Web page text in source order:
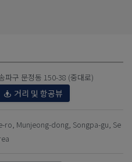
파구 문정동 150-38 (중대로)
거리 및 항공뷰
ro, Munjeong-dong, Songpa-gu, Se